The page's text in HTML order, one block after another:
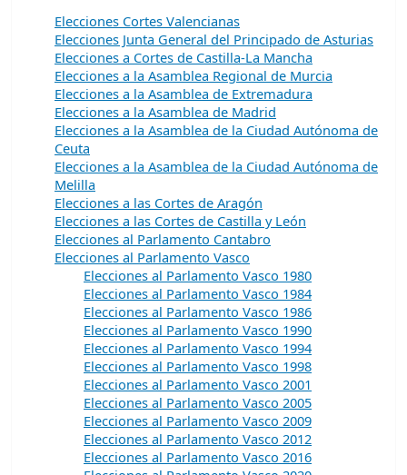
Elecciones Cortes Valencianas
Elecciones Junta General del Principado de Asturias
Elecciones a Cortes de Castilla-La Mancha
Elecciones a la Asamblea Regional de Murcia
Elecciones a la Asamblea de Extremadura
Elecciones a la Asamblea de Madrid
Elecciones a la Asamblea de la Ciudad Autónoma de
Ceuta
Elecciones a la Asamblea de la Ciudad Autónoma de
Melilla
Elecciones a las Cortes de Aragón
Elecciones a las Cortes de Castilla y León
Elecciones al Parlamento Cantabro
Elecciones al Parlamento Vasco
Elecciones al Parlamento Vasco 1980
Elecciones al Parlamento Vasco 1984
Elecciones al Parlamento Vasco 1986
Elecciones al Parlamento Vasco 1990
Elecciones al Parlamento Vasco 1994
Elecciones al Parlamento Vasco 1998
Elecciones al Parlamento Vasco 2001
Elecciones al Parlamento Vasco 2005
Elecciones al Parlamento Vasco 2009
Elecciones al Parlamento Vasco 2012
Elecciones al Parlamento Vasco 2016